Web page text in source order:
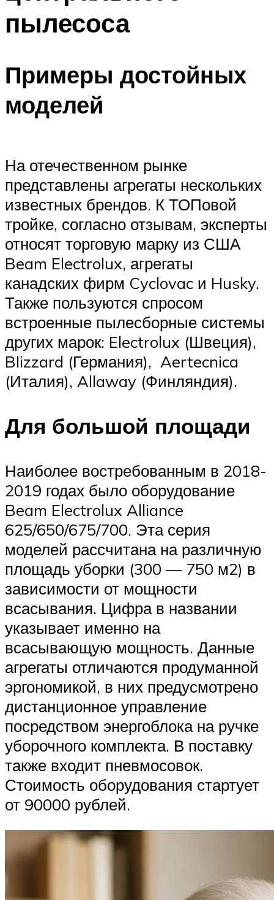
пылесоса
Примеры достойных
моделей
На отечественном рынке
представлены агрегаты нескольких
известных брендов. К ТОПовой
тройке, согласно отзывам, эксперты
относят торговую марку из США
Beam Electrolux, агрегаты
канадских фирм Cyclovac и Husky.
Также пользуются спросом
встроенные пылесборные системы
других марок: Electrolux (Швеция),
Blizzard (Германия), Aertecnica
(Италия), Allaway (Финляндия).
Для большой площади
Наиболее востребованным в 2018-
2019 годах было оборудование
Beam Electrolux Alliance
625/650/675/700. Эта серия
моделей рассчитана на различную
площадь уборки (300 — 750 м2) в
зависимости от мощности
всасывания. Цифра в названии
указывает именно на
всасывающую мощность. Данные
агрегаты отличаются продуманной
эргономикой, в них предусмотрено
дистанционное управление
посредством энергоблока на ручке
уборочного комплекта. В поставку
также входит пневмосовок.
Стоимость оборудования стартует
от 90000 рублей.